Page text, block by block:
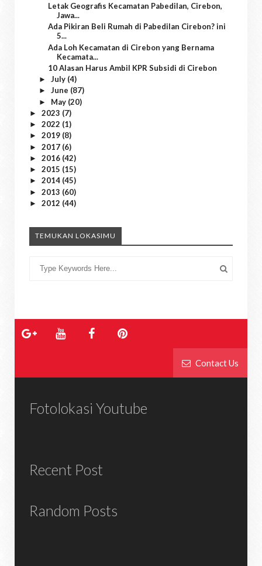
Letak Geografis Kecamatan Pabedilan, Cirebon,
Jawa...
Ada Pikiran Beli Rumah di Pabedilan Cirebon? ini
5...
Ada Loh Kecamatan di Cirebon yang Bernama
Kecamata...
10 Alasan Harus Ambil KPR Subsidi di Cirebon
► July (4)
► June (87)
► May (20)
► 2023 (7)
► 2022 (1)
► 2019 (8)
► 2017 (6)
► 2016 (42)
► 2015 (15)
► 2014 (45)
► 2013 (60)
► 2012 (44)
TEMUKAN LOKASIMU
Contact Us
Fotolokasi Youtube
Recent Post
Random Posts